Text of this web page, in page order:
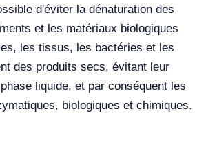
d'éviter la dénaturation des
et les matériaux biologiques
les tissus, les bactéries et les
des produits secs, évitant leur
liquide, et par conséquent les
biologiques et chimiques.